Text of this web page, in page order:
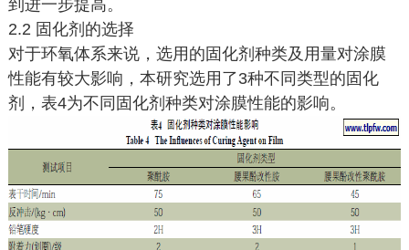
到进一步提高。
2.2 固化剂的选择
对于环氧体系来说，选用的固化剂种类及用量对涂膜
性能有较大影响，本研究选用了3种不同类型的固化
剂，表4为不同固化剂种类对涂膜性能的影响。